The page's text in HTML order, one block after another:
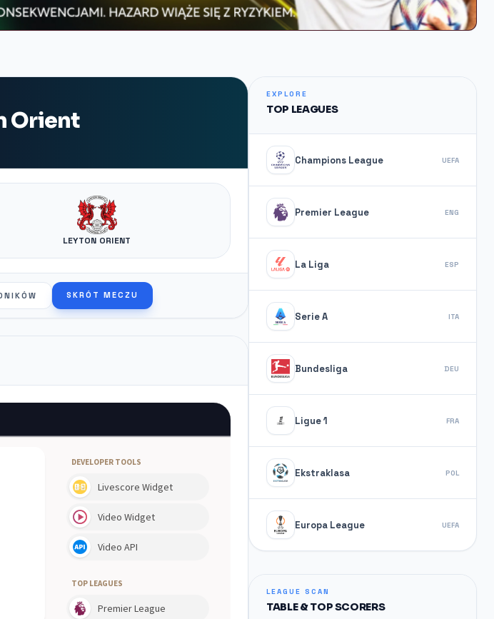
Orient
LEYTON ORIENT
SKRÓT MECZU
EXPLORE
TOP LEAGUES
Champions League UEFA
Premier League ENG
La Liga ESP
Serie A ITA
Bundesliga DEU
Ligue 1 FRA
Ekstraklasa POL
Europa League UEFA
LEAGUE SCAN
TABLE & TOP SCORERS